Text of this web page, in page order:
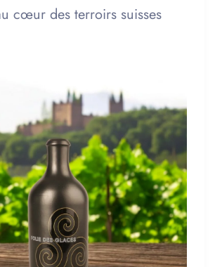
cœur des terroirs suisses